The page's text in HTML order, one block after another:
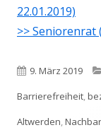
22.01.2019)
>> Seniorenrat
Veröffentlicht
am
9. März 2019
Barrierefreiheit,
Altwerden,